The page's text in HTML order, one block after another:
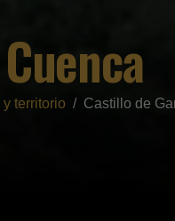
territorio Castillo de